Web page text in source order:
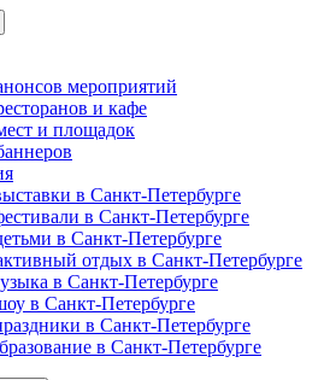
мероприятий
и кафе
и площадок
в Санкт-Петербурге
в Санкт-Петербурге
в Санкт-Петербурге
отдых в Санкт-Петербурге
в Санкт-Петербурге
в Санкт-Петербурге
в Санкт-Петербурге
в Санкт-Петербурге